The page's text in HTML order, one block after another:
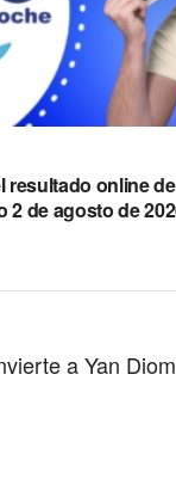
resultado online
2 de agosto de
a Yan